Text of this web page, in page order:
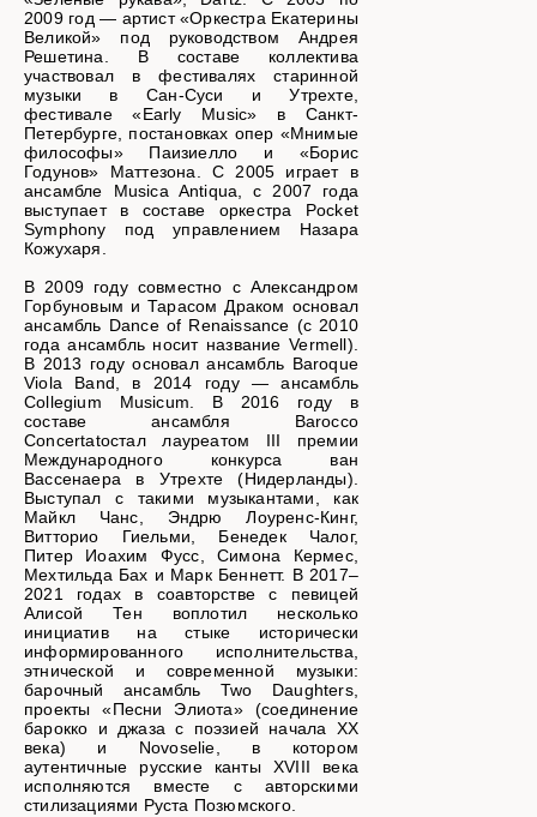
2009 год — артист «Оркестра Екатерины
Великой» под руководством Андрея
Решетина. В составе коллектива
участвовал в фестивалях старинной
музыки в Сан-Суси и Утрехте,
фестивале «Early Music» в Санкт-
Петербурге, постановках опер «Мнимые
философы» Паизиелло и «Борис
Годунов» Маттезона. С 2005 играет в
ансамбле Musica Antiqua, с 2007 года
выступает в составе оркестра Pocket
Symphony под управлением Назара
Кожухаря.
В 2009 году совместно с Александром
Горбуновым и Тарасом Драком основал
ансамбль Dance of Renaissance (с 2010
года ансамбль носит название Vermell).
В 2013 году основал ансамбль Baroque
Viola Band, в 2014 году — ансамбль
Collegium Мusicum. В 2016 году в
составе ансамбля Barocco
Concertatoстал лауреатом III премии
Международного конкурса ван
Вассенаера в Утрехте (Нидерланды).
Выступал с такими музыкантами, как
Майкл Чанс, Эндрю Лоуренс-Кинг,
Витторио Гиельми, Бенедек Чалог,
Питер Иоахим Фусс, Симона Кермес,
Мехтильда Бах и Марк Беннетт. В 2017–
2021 годах в соавторстве с певицей
Алисой Тен воплотил несколько
инициатив на стыке исторически
информированного исполнительства,
этнической и современной музыки:
барочный ансамбль Two Daughters,
проекты «Песни Элиота» (соединение
барокко и джаза с поэзией начала ХХ
века) и Novoselie, в котором
аутентичные русские канты XVIII века
исполняются вместе с авторскими
стилизациями Руста Позюмского.